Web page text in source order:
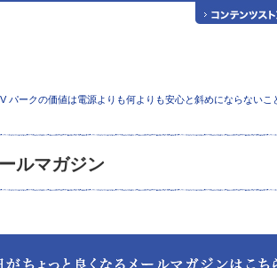
パークの価値は電源よりも何よりも安心と斜めにならないこ
ルマガジン